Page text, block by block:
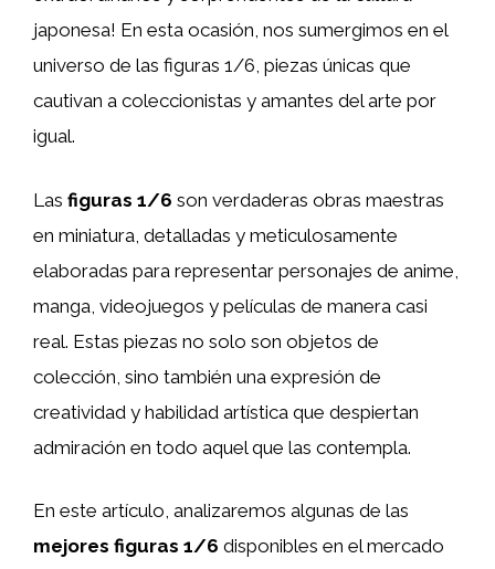
japonesa! En esta ocasión, nos sumergimos en el
universo de las figuras 1/6, piezas únicas que
cautivan a coleccionistas y amantes del arte por
igual.
Las figuras 1/6 son verdaderas obras maestras
en miniatura, detalladas y meticulosamente
elaboradas para representar personajes de anime,
manga, videojuegos y películas de manera casi
real. Estas piezas no solo son objetos de
colección, sino también una expresión de
creatividad y habilidad artística que despiertan
admiración en todo aquel que las contempla.
En este artículo, analizaremos algunas de las
mejores figuras 1/6 disponibles en el mercado